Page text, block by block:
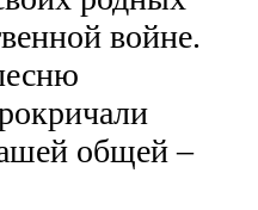
войне.
общей –